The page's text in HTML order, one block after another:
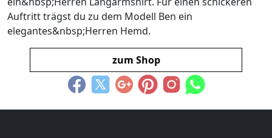
Auftritt trägst du zu dem Modell Ben ein
elegantes&nbsp;Herren Hemd.
zum Shop